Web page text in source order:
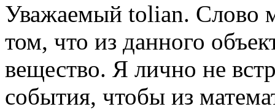
Уважаемый tolian. Слово
том, что из данного
вещество. Я лично не
события, чтобы из